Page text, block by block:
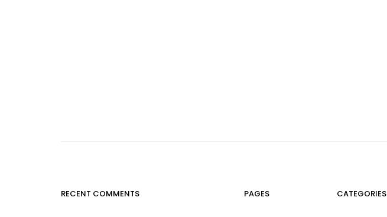
RECENT COMMENTS PAGES CATEGORIES